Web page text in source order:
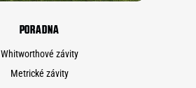
PORADNA
Whitworthové závity
Metrické závity